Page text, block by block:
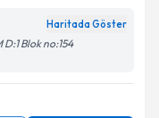
Haritada Göster
Blok no:154